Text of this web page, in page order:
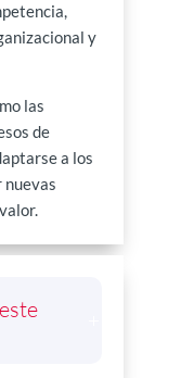
y
las
de
a los
nuevas